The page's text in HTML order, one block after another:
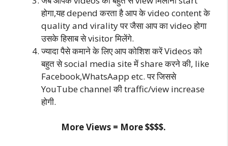
होगा,यह depend करता है आप के video content के
quality and virality पर जैसा आप का video होगा
उसके हिसाब से visitor मिलेंगे.
ज्यादा पैसे कमाने के लिए आप कोशिश करें Videos को
बहुत से social media site में share करने की, like
Facebook,WhatsAapp etc. पर जिससे
YouTube channel की traffic/view increase
होगी.
More Views = More $$$$.